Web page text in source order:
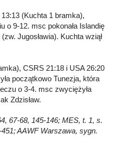
(Kuchta 1 bramka),
o 9-12. msc pokonała Islandię
Jugosławia). Kuchta wziął
CSRS 21:18 i USA 26:20
początkowo Tunezja, która
o 3-4. msc zwyciężyła
Zdzisław.
67-68, 145-146; MES, t. 1, s.
AAWF Warszawa, sygn.